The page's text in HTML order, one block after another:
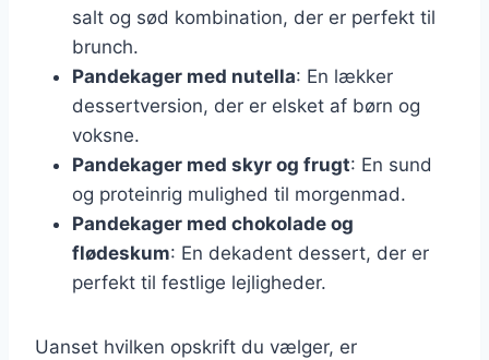
salt og sød kombination, der er perfekt til
brunch.
Pandekager med nutella: En lækker
dessertversion, der er elsket af børn og
voksne.
Pandekager med skyr og frugt: En sund
og proteinrig mulighed til morgenmad.
Pandekager med chokolade og
flødeskum: En dekadent dessert, der er
perfekt til festlige lejligheder.
Uanset hvilken opskrift du vælger, er